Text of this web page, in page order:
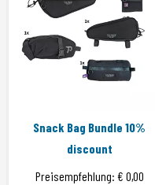
Snack Bag Bundle 10%
discount
Preisempfehlung: € 0,00